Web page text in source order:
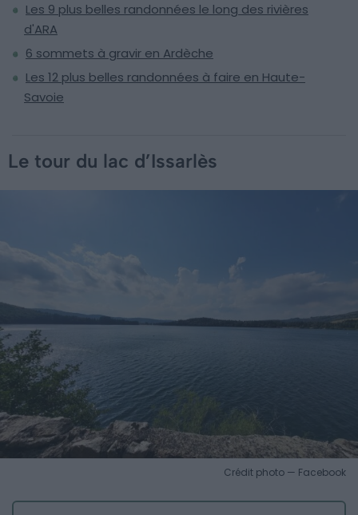
Les 9 plus belles randonnées le long des rivières
d'ARA
6 sommets à gravir en Ardèche
Les 12 plus belles randonnées à faire en Haute-
Savoie
Le tour du lac d’Issarlès
Crédit photo — Facebook